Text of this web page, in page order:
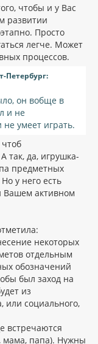
а
чтобы и у Вас
развитии
Просто
легче. Может
процессов.
Петербург:
он вобще в
и не
умеет играть.
так, да, игрушка-
предметных
у него есть
Вашем активном
некоторых
отдельным
обозначений
был заход на
из
или социального,
встречаются
мама, папа). Нужны